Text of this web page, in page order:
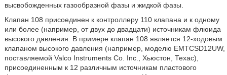
высвобожденных газообразной фазы и жидкой фазы.
Клапан 108 присоединен к контроллеру 110 клапана и к одному
или более (например, от двух до двадцати) источникам флюида
высокого давления. В примере клапан 108 является 12-ходовым
клапаном высокого давления (например, моделю EMTCSD12UW,
поставляемой Valco Instruments Co. Inc., Хьюстон, Техас),
присоединенным к 12 различным источникам пластового